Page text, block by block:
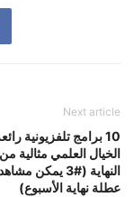
Next article
10 برامج تلفزيونية
الخيال العلمي مثالية من
النهاية (#3 يمكن
عطلة نهاية الأسبوع)